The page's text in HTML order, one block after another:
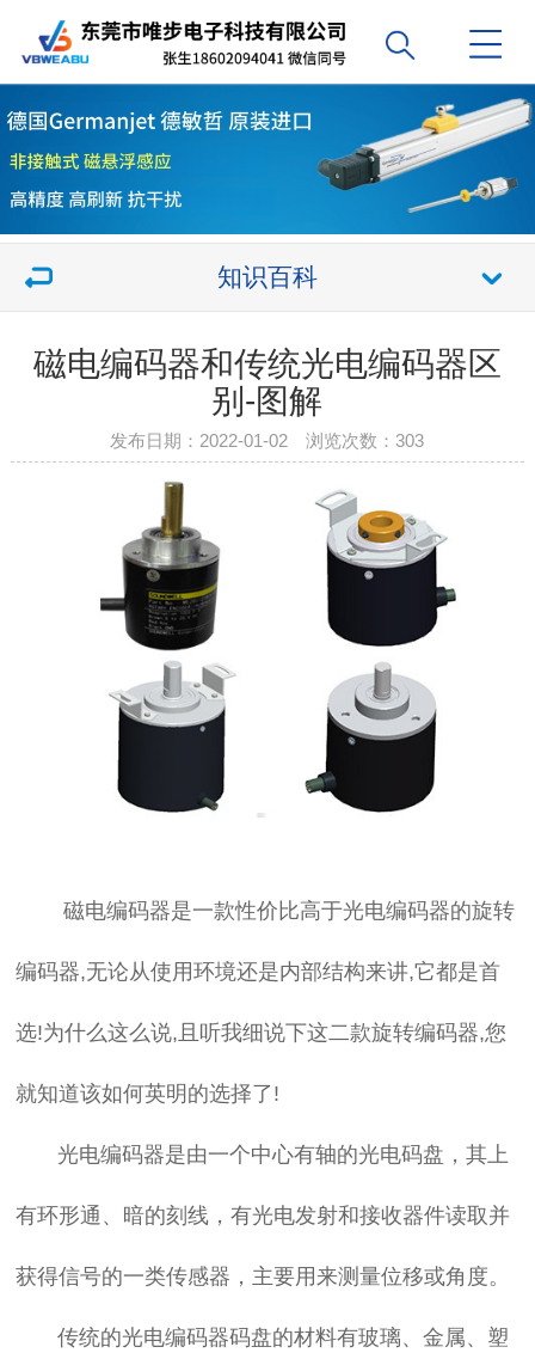
知识百科
磁电编码器和传统光电编码器区
别-图解
发布日期：2022-01-02 浏览次数：303
磁电编码器是一款性价比高于光电编码器的旋转
编码器,无论从使用环境还是内部结构来讲,它都是首
选!为什么这么说,且听我细说下这二款旋转编码器,您
就知道该如何英明的选择了!
光电编码器是由一个中心有轴的光电码盘，其上
有环形通、暗的刻线，有光电发射和接收器件读取并
获得信号的一类传感器 ，主要用来测量位移或角度。
传统的光电编码器码盘的材料有玻璃、金属、塑